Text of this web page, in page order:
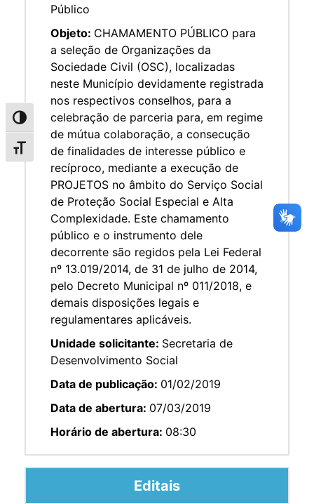
Alternar alto contraste
Alternar tamanho da fonte
Público
Objeto: CHAMAMENTO PÚBLICO para
a seleção de Organizações da
Sociedade Civil (OSC), localizadas
neste Município devidamente registrada
nos respectivos conselhos, para a
celebração de parceria para, em regime
de mútua colaboração, a consecução
de finalidades de interesse público e
recíproco, mediante a execução de
PROJETOS no âmbito do Serviço Social
de Proteção Social Especial e Alta
Complexidade. Este chamamento
público e o instrumento dele
decorrente são regidos pela Lei Federal
nº 13.019/2014, de 31 de julho de 2014,
pelo Decreto Municipal nº 011/2018, e
demais disposições legais e
regulamentares aplicáveis.
Unidade solicitante: Secretaria de
Desenvolvimento Social
Data de publicação: 01/02/2019
Data de abertura: 07/03/2019
Horário de abertura: 08:30
Editais